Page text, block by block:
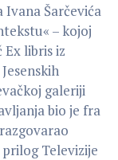
Ivana Šarčevića
– kojoj
Ex libris iz
galeriji
bio je fra
Televizije